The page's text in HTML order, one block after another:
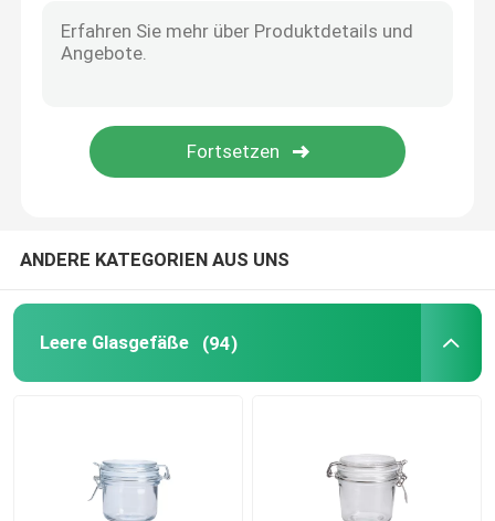
Glasweindekanzer
Kosmetiktiegel aus Glas
ANDERE KATEGORIEN AUS UNS
Leere Glasgefäße (94)